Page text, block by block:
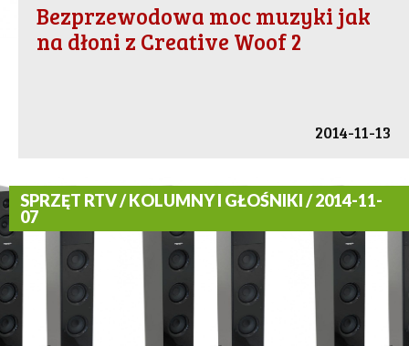
Bezprzewodowa moc muzyki jak
na dłoni z Creative Woof 2
2014-11-13
SPRZĘT RTV / KOLUMNY I GŁOŚNIKI / 2014-11-
07